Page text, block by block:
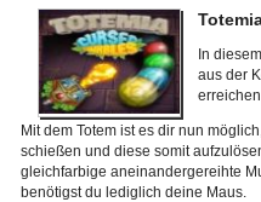
In
aus der
Mit dem Totem ist es dir nun
schießen und diese somit
gleichfarbige aneinandergereihte
benötigst du lediglich deine Maus.